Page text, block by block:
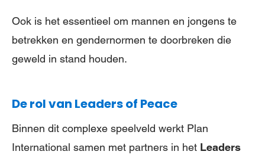
Ook is het essentieel om mannen en jongens te
betrekken en gendernormen te doorbreken die
geweld in stand houden.
De rol van Leaders of Peace
Binnen dit complexe speelveld werkt Plan
International samen met partners in het Leaders